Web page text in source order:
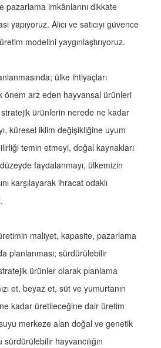
pazarlama imkânlarını dikkate
yapıyoruz. Alıcı ve satıcıyı güvence
modelini yaygınlaştırıyoruz.
ülke ihtiyaçları
önem arz eden hayvansal ürünleri
ürünlerin nerede ne kadar
küresel iklim değişikliğine uyum
temin etmeyi, doğal kaynakları
faydalanmayı, ülkemizin
karşılayarak ihracat odaklı
maliyet, kapasite, pazarlama
planlanması; sürdürülebilir
ürünler olarak planlama
et, beyaz et, süt ve yumurtanın
kadar üretileceğine dair üretim
merkeze alan doğal ve genetik
hayvancılığın